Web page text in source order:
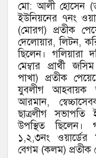
মো: আলী হোসেন
ইউনিয়নের ৭নং
(মোরগ) প্রতীক
দেলোয়ার, লিটন,
ছিলেন। গলিয়ারা
মেম্বার প্রার্থী
পাখা) প্রতীক
যুবলীগ আহবায়ক
আরমান,
ছাত্রলীগ সভাপতি
উপস্থিত ছিলেন।
১,২,৩নং ওয়ার্ডের
বেগম (কলম) প্রতীক